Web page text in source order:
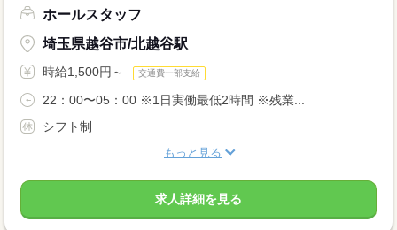
ホールスタッフ
埼玉県越谷市/北越谷駅
時給1,500円～ 交通費一部支給
22：00〜05：00 ※1日実働最低2時間 ※残業...
シフト制
もっと見る
求人詳細を見る